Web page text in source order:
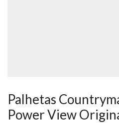
Palhetas
Power View